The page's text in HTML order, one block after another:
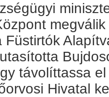
Füstirtók
távolíttassa
Hivatal